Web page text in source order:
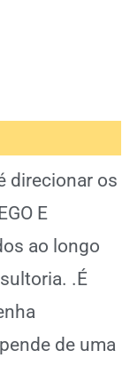
direcionar os
E
ao longo
.É
de uma